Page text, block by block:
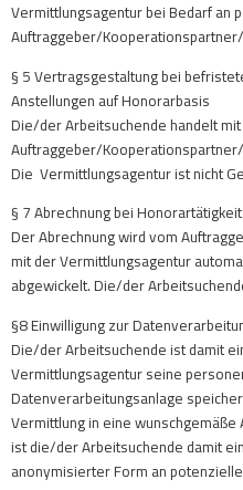
Vermittlungsagentur bei Bedarf an
Auftraggeber/
§ 5 Vertragsgestaltung bei
Anstellungen auf Honorarbasis
Die/der Arbeitsuchende handelt
Auftraggeber/
Die Vermittlungsagentur ist nicht
§ 7 Abrechnung bei
Der Abrechnung wird vom
mit der Vermittlungsagentur
abgewickelt. Die/der
§8 Einwilligung zur
Die/der Arbeitsuchende ist damit
Vermittlungsagentur seine
Datenverarbeitungsanlage
Vermittlung in eine
ist die/der Arbeitsuchende damit
anonymisierter Form an